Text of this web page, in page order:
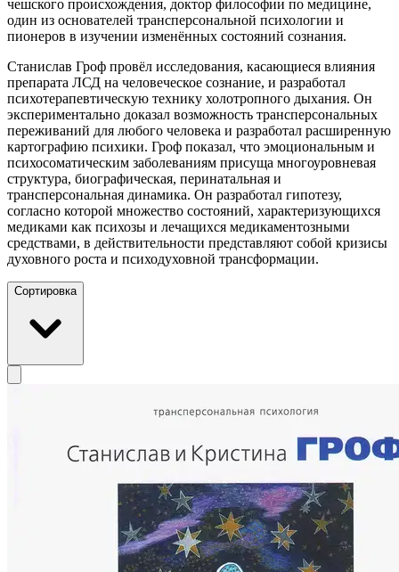
чешского происхождения, доктор философии по медицине,
один из основателей трансперсональной психологии и
пионеров в изучении изменённых состояний сознания.
Станислав Гроф провёл исследования, касающиеся влияния
препарата ЛСД на человеческое сознание, и разработал
психотерапевтическую технику холотропного дыхания. Он
экспериментально доказал возможность трансперсональных
переживаний для любого человека и разработал расширенную
картографию психики. Гроф показал, что эмоциональным и
психосоматическим заболеваниям присуща многоуровневая
структура, биографическая, перинатальная и
трансперсональная динамика. Он разработал гипотезу,
согласно которой множество состояний, характеризующихся
медиками как психозы и лечащихся медикаментозными
средствами, в действительности представляют собой кризисы
духовного роста и психодуховной трансформации.
Сортировка